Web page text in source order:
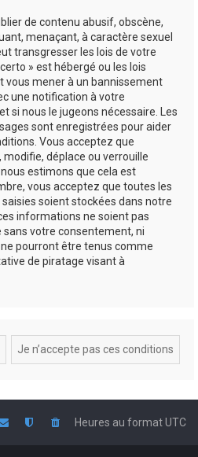
de contenu abusif, obscène,
menaçant, à caractère sexuel
transgresser les lois de votre
» est hébergé ou les lois
vous mener à un bannissement
une notification à votre
si nous le jugeons nécessaire. Les
sont enregistrées pour aider
Vous acceptez que
modifie, déplace ou verrouille
estimons que cela est
vous acceptez que toutes les
soient stockées dans notre
informations ne soient pas
votre consentement, ni
pourront être tenus comme
de piratage visant à
Heures au formatUTC